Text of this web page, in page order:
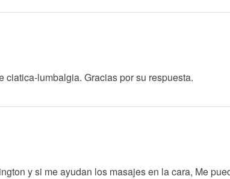
lumbalgia. Gracias por su respuesta.
y si me ayudan los masajes en la cara, Me